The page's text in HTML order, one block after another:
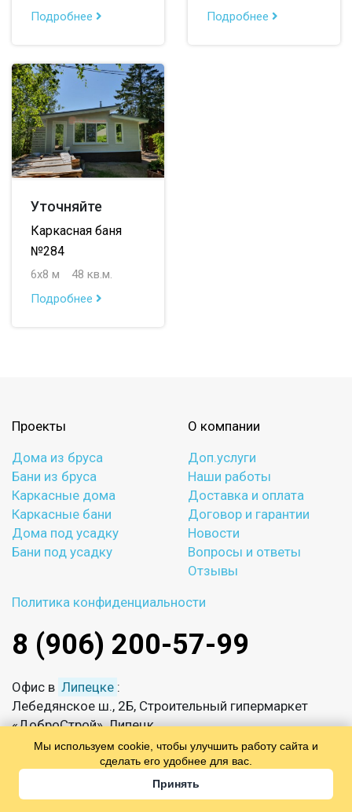
Подробнее
Подробнее
Уточняйте
Каркасная баня
№284
6х8 м
48 кв.м.
Подробнее
Проекты
Дома из бруса
Бани из бруса
Каркасные дома
Каркасные бани
Дома под усадку
Бани под усадку
О компании
Доп.услуги
Наши работы
Доставка и оплата
Договор и гарантии
Новости
Вопросы и ответы
Отзывы
Политика конфиденциальности
8 (906) 200-57-99
Офис в Липецке :
Лебедянское ш., 2Б, Строительный гипермаркет
«ДоброСтрой», Липецк
Ежедневно с 08:00 до 22:00
Мы используем cookie, чтобы улучшить работу сайта и
сделать его удобнее для вас.
Принять